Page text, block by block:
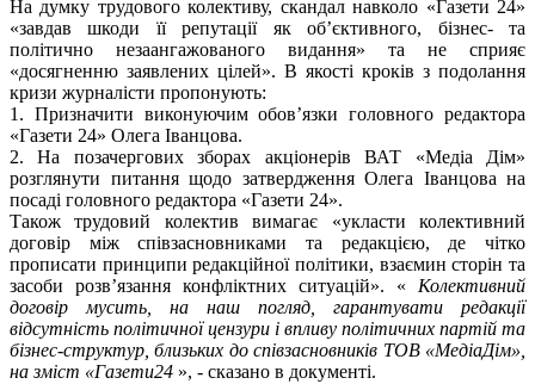
На думку трудового колективу, скандал навколо «Газети 24»
«завдав шкоди її репутації як об’єктивного, бізнес- та
політично незаангажованого видання» та не сприяє
«досягненню заявлених цілей». В якості кроків з подолання
кризи журналісти пропонують:
1. Призначити виконуючим обов’язки головного редактора
«Газети 24» Олега Іванцова.
2. На позачергових зборах акціонерів ВАТ «Медіа Дім»
розглянути питання щодо затвердження Олега Іванцова на
посаді головного редактора «Газети 24».
Також трудовий колектив вимагає «укласти колективний
договір між співзасновниками та редакцією, де чітко
прописати принципи редакційної політики, взаємин сторін та
засоби розв’язання конфліктних ситуацій». « Колективний
договір мусить, на наш погляд, гарантувати редакції
відсутність політичної цензури і впливу політичних партій та
бізнес-структур, близьких до співзасновників ТОВ «МедіаДім»,
на зміст «Газети24 », - сказано в документі.